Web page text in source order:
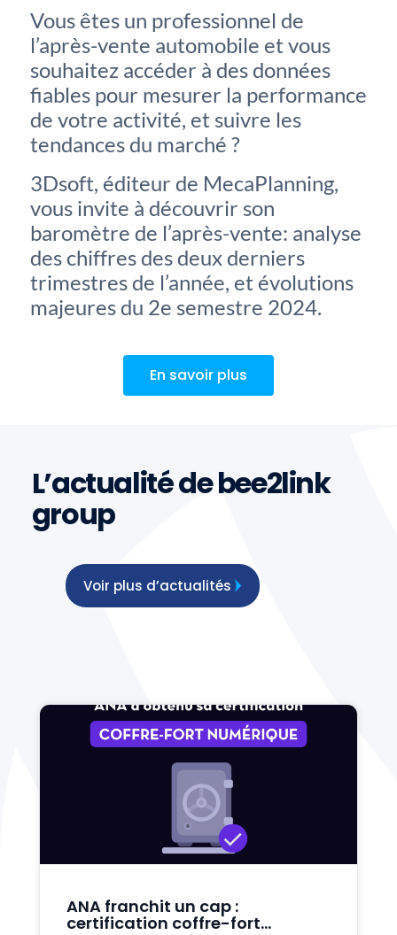
Vous êtes un professionnel de
l’après-vente automobile et vous
souhaitez accéder à des données
fiables pour mesurer la performance
de votre activité, et suivre les
tendances du marché ?
3Dsoft, éditeur de MecaPlanning,
vous invite à découvrir son
baromètre de l’après-vente: analyse
des chiffres des deux derniers
trimestres de l’année, et évolutions
majeures du 2e semestre 2024.
En savoir plus
L’actualité de bee2link
group
Voir plus d’actualités
ANA franchit un cap :
certification coffre-fort